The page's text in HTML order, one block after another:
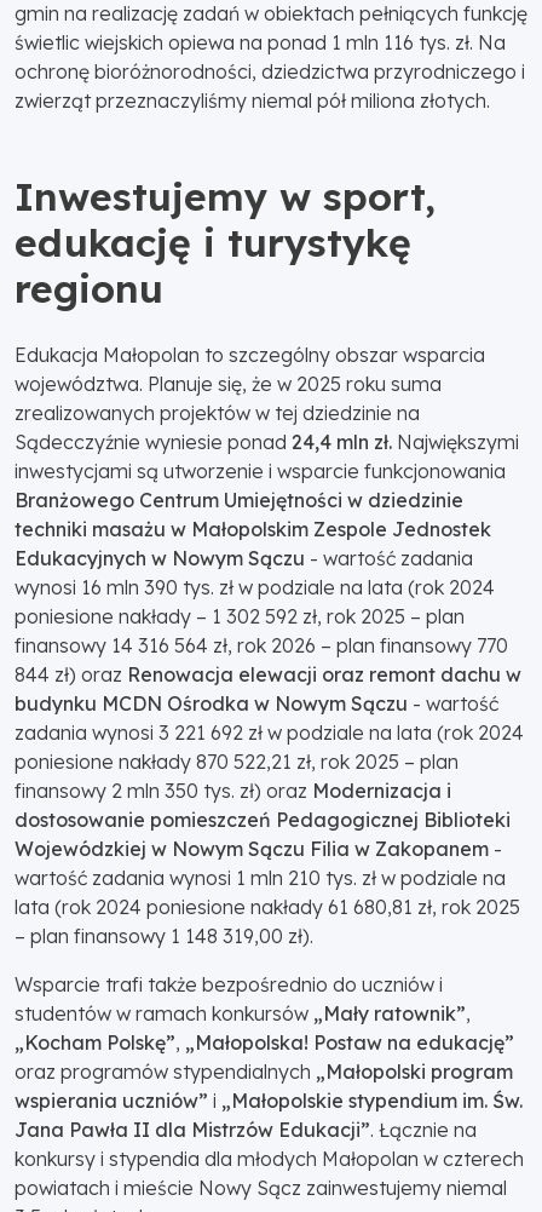
gmin na realizację zadań w obiektach pełniących funkcję
świetlic wiejskich opiewa na ponad 1 mln 116 tys. zł. Na
ochronę bioróżnorodności, dziedzictwa przyrodniczego i
zwierząt przeznaczyliśmy niemal pół miliona złotych.
Inwestujemy w sport,
edukację i turystykę
regionu
Edukacja Małopolan to szczególny obszar wsparcia
województwa. Planuje się, że w 2025 roku suma
zrealizowanych projektów w tej dziedzinie na
Sądecczyźnie wyniesie ponad 24,4 mln zł. Największymi
inwestycjami są utworzenie i wsparcie funkcjonowania
Branżowego Centrum Umiejętności w dziedzinie
techniki masażu w Małopolskim Zespole Jednostek
Edukacyjnych w Nowym Sączu - wartość zadania
wynosi 16 mln 390 tys. zł w podziale na lata (rok 2024
poniesione nakłady – 1 302 592 zł, rok 2025 – plan
finansowy 14 316 564 zł, rok 2026 – plan finansowy 770
844 zł) oraz Renowacja elewacji oraz remont dachu w
budynku MCDN Ośrodka w Nowym Sączu - wartość
zadania wynosi 3 221 692 zł w podziale na lata (rok 2024
poniesione nakłady 870 522,21 zł, rok 2025 – plan
finansowy 2 mln 350 tys. zł) oraz Modernizacja i
dostosowanie pomieszczeń Pedagogicznej Biblioteki
Wojewódzkiej w Nowym Sączu Filia w Zakopanem -
wartość zadania wynosi 1 mln 210 tys. zł w podziale na
lata (rok 2024 poniesione nakłady 61 680,81 zł, rok 2025
– plan finansowy 1 148 319,00 zł).
Wsparcie trafi także bezpośrednio do uczniów i
studentów w ramach konkursów „Mały ratownik”,
„Kocham Polskę”, „Małopolska! Postaw na edukację”
oraz programów stypendialnych „Małopolski program
wspierania uczniów” i „Małopolskie stypendium im. Św.
Jana Pawła II dla Mistrzów Edukacji”. Łącznie na
konkursy i stypendia dla młodych Małopolan w czterech
powiatach i mieście Nowy Sącz zainwestujemy niemal